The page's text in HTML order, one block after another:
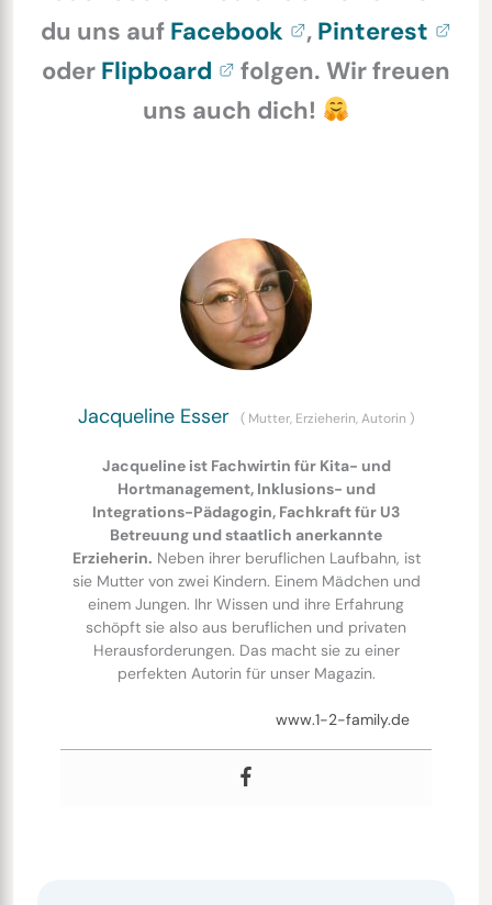
du uns auf Facebook , Pinterest
oder Flipboard
folgen. Wir freuen
uns auch dich!
Jacqueline Esser ( Mutter, Erzieherin, Autorin )
Jacqueline ist Fachwirtin für Kita- und
Hortmanagement, Inklusions- und
Integrations-Pädagogin, Fachkraft für U3
Betreuung und staatlich anerkannte
Erzieherin. Neben ihrer beruflichen Laufbahn, ist
sie Mutter von zwei Kindern. Einem Mädchen und
einem Jungen. Ihr Wissen und ihre Erfahrung
schöpft sie also aus beruflichen und privaten
Herausforderungen. Das macht sie zu einer
perfekten Autorin für unser Magazin.
www.1-2-family.de